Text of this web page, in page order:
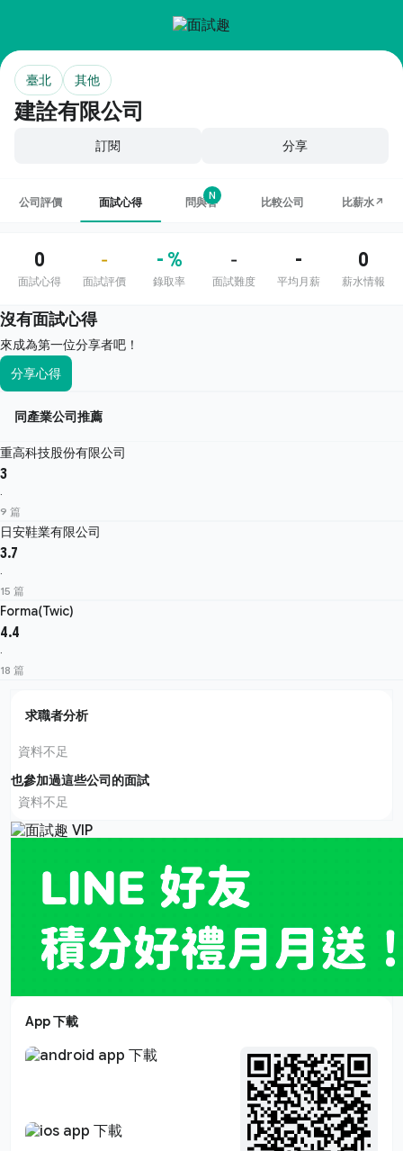
建詮有限公司
臺北 其他
訂閱 分享
公司評價 面試心得 問與答
N
比較公司 比薪水↗
0
面試心得
-
面試評價
- %
錄取率
-
面試難度
-
平均月薪
0
薪水情報
沒有面試心得
來成為第一位分享者吧！
分享心得
同產業公司推薦
重高科技股份有限公司
3
·
9 篇
日安鞋業有限公司
3.7
·
15 篇
Forma(Twic)
4.4
·
18 篇
求職者分析
資料不足
也參加過這些公司的面試
資料不足
App 下載